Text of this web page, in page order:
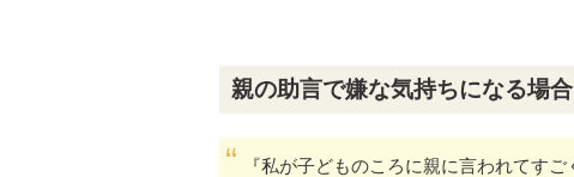
親の助言で嫌な気持ちになる場
『私が子どものころに親に言われてす